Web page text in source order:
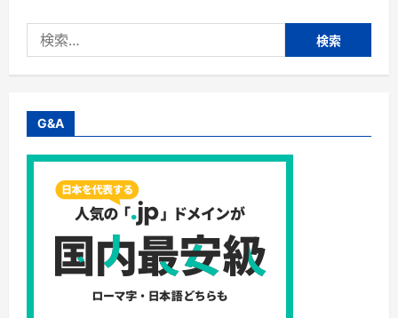
い
り」
完
高
ク
ッ
パ
ー・
ニ
パ
ー・
電
動
ま
で、
索:
G&A